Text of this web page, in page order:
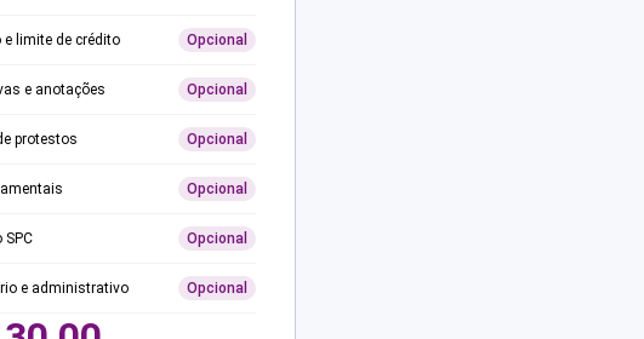
e limite de crédito Opcional
e anotações Opcional
protestos Opcional
Opcional
Opcional
e administrativo Opcional